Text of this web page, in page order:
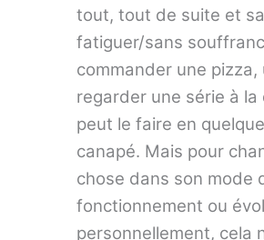
tout, tout de suite et
fatiguer/sans
commander une pizza,
regarder une série à la
peut le faire en
canapé. Mais pour
chose dans son mode
fonctionnement ou
personnellement, cela